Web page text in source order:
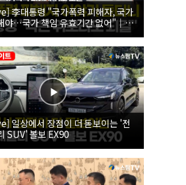
李대통령 "국가폭력 피해자, 국가
야…국가 책임 유효기간 없어"｜
국가폭력 피해자 위로 오찬
일상에서 장점이 더 돋보이는 '전
SUV' 볼보 EX90